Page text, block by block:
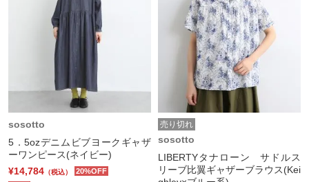
sosotto
5．5ozデニムビブヨークギャザ
ーワンピース(ネイビー)
¥14,784 （税込） 20%OFF
売り切れ
sosotto
LIBERTYタナローン サドルス
リーブ比翼ギャザーブラウス(Kei